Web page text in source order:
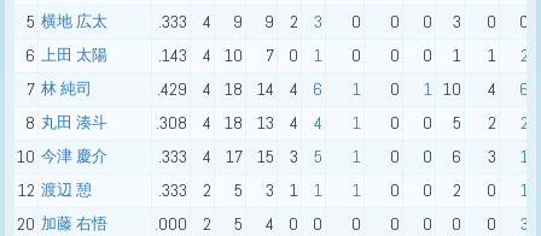
5 横地 広太 .333 4 9 9 2 3 0 0 0 3 0
0
6 上田 太陽 .143 4 10 7 0 1 0 0 0 1 1
2
7 林 純司 .429 4 18 14 4 6 1 0 1 10 4
6
8 丸田 湊斗 .308 4 18 13 4 4 1 0 0 5 2
2
10 今津 慶介 .333 4 17 15 3 5 1 0 0 6 3
1
12 渡辺 憩 .333 2 5 3 1 1 1 0 0 2 0
1
20 加藤 右悟 .000 2 5 4 0 0 0 0 0 0 0
3